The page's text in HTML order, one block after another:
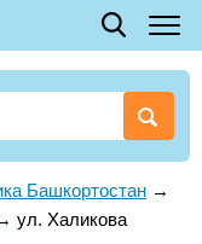
Башкортостан →
ул. Халикова